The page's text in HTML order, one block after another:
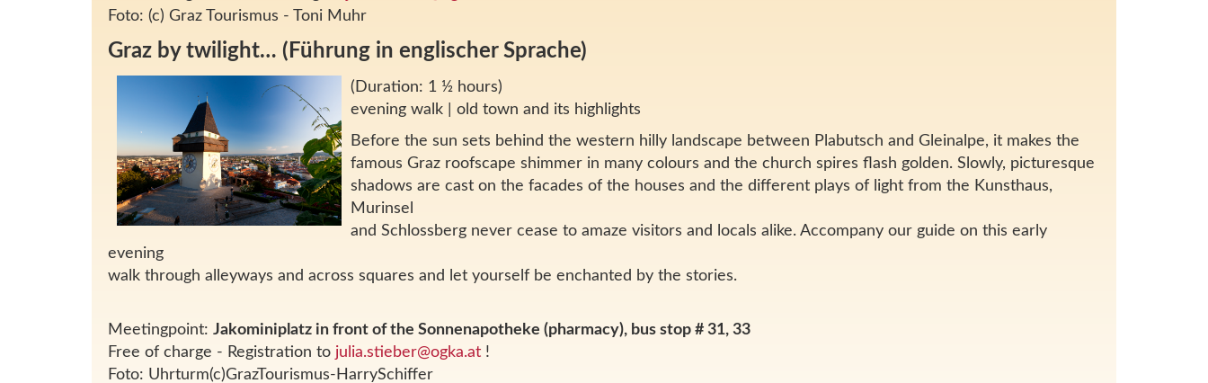
Foto: (c) Graz Tourismus - Toni Muhr
Graz by twilight… (Führung in englischer Sprache)
(Duration: 1 ½ hours)
evening walk | old town and its highlights
Before the sun sets behind the western hilly landscape between Plabutsch and Gleinalpe, it makes the
famous Graz roofscape shimmer in many colours and the church spires flash golden. Slowly, picturesque
shadows are cast on the facades of the houses and the different plays of light from the Kunsthaus,
Murinsel
and Schlossberg never cease to amaze visitors and locals alike. Accompany our guide on this early
evening
walk through alleyways and across squares and let yourself be enchanted by the stories.
Meetingpoint: Jakominiplatz in front of the Sonnenapotheke (pharmacy), bus stop # 31, 33
Free of charge - Registration to julia.stieber@ogka.at !
Foto: Uhrturm(c)GrazTourismus-HarrySchiffer